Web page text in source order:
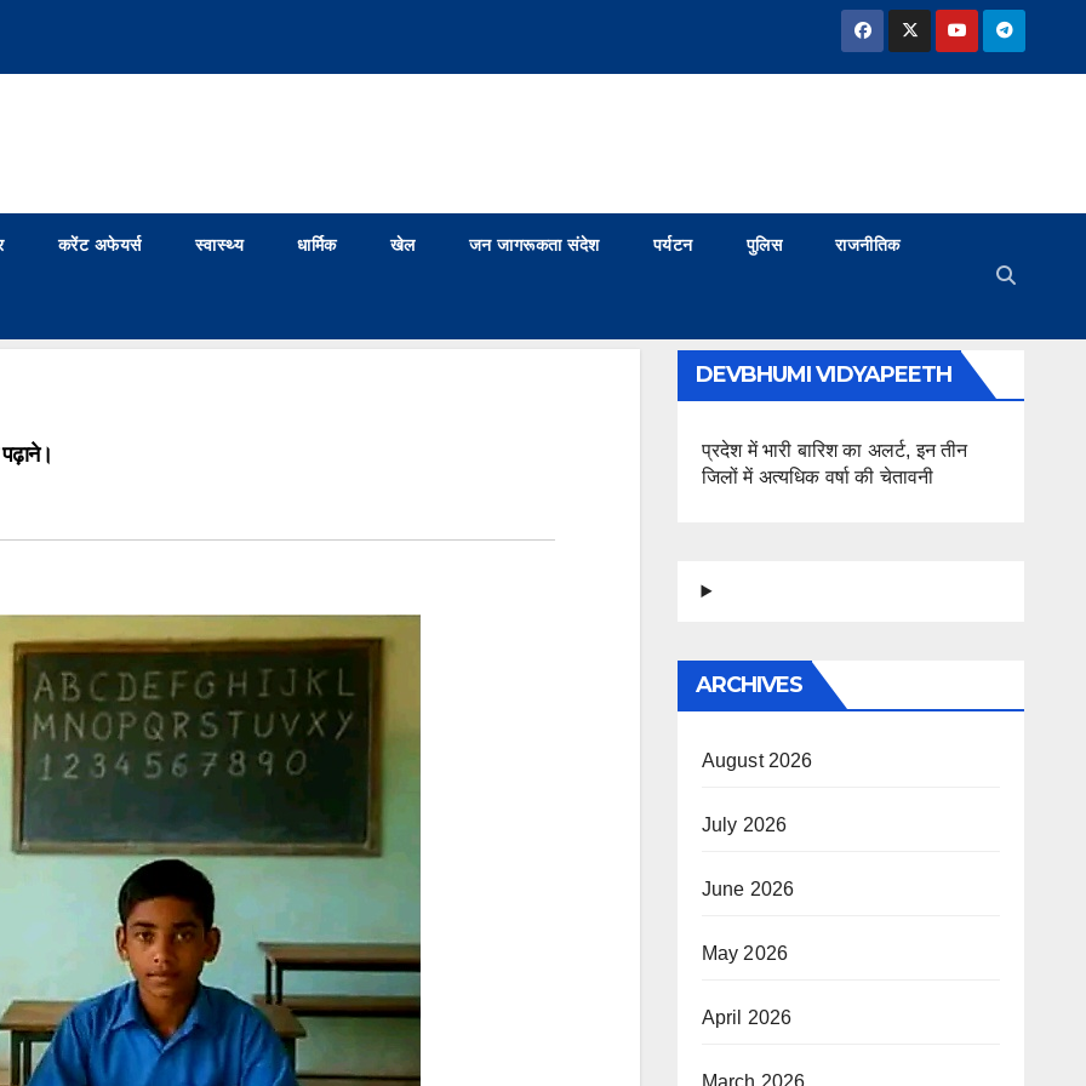
करेंट अफेयर्स स्वास्थ्य धार्मिक खेल जन जागरूकता संदेश पर्यटन पुलिस राजनीतिक
DEVBHUMI VIDYAPEETH
प्रदेश में भारी बारिश का अलर्ट, इन तीन
जिलों में अत्यधिक वर्षा की चेतावनी
ARCHIVES
August 2026
July 2026
June 2026
May 2026
April 2026
March 2026